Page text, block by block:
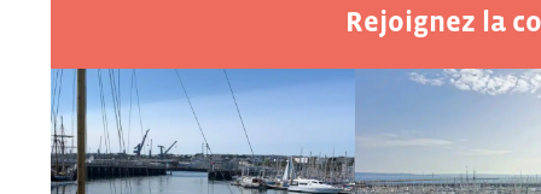
Rejoignez la